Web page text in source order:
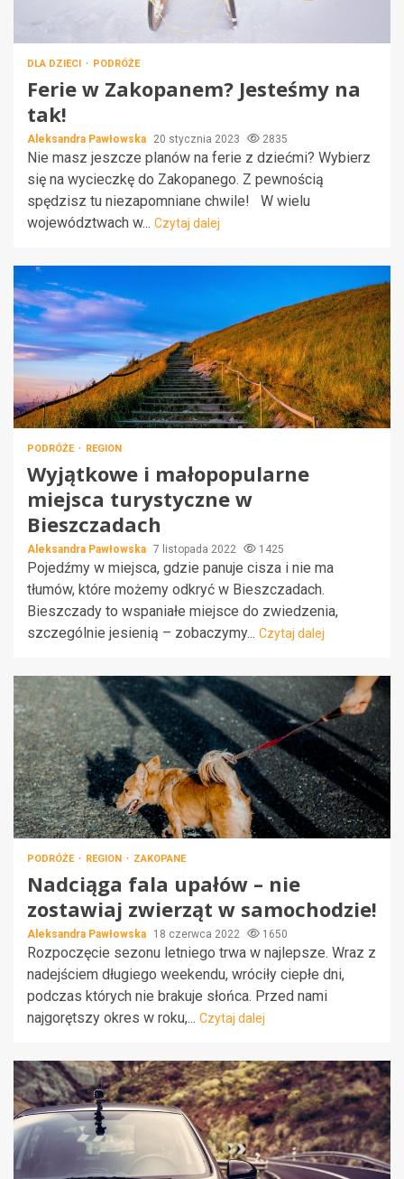
DLA DZIECI PODRÓŻE
Ferie w Zakopanem? Jesteśmy na
tak!
Aleksandra Pawłowska 20 stycznia 2023 2835
Nie masz jeszcze planów na ferie z dziećmi? Wybierz
się na wycieczkę do Zakopanego. Z pewnością
spędzisz tu niezapomniane chwile! W wielu
województwach w... Czytaj dalej
PODRÓŻE REGION
Wyjątkowe i małopopularne
miejsca turystyczne w
Bieszczadach
Aleksandra Pawłowska 7 listopada 2022 1425
Pojedźmy w miejsca, gdzie panuje cisza i nie ma
tłumów, które możemy odkryć w Bieszczadach.
Bieszczady to wspaniałe miejsce do zwiedzenia,
szczególnie jesienią – zobaczymy... Czytaj dalej
PODRÓŻE REGION ZAKOPANE
Nadciąga fala upałów – nie
zostawiaj zwierząt w samochodzie!
Aleksandra Pawłowska 18 czerwca 2022 1650
Rozpoczęcie sezonu letniego trwa w najlepsze. Wraz z
nadejściem długiego weekendu, wróciły ciepłe dni,
podczas których nie brakuje słońca. Przed nami
najgorętszy okres w roku,... Czytaj dalej